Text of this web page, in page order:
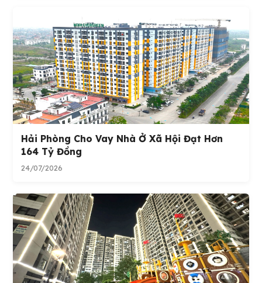
Hải Phòng Cho Vay Nhà Ở Xã Hội Đạt Hơn
164 Tỷ Đồng
24/07/2026